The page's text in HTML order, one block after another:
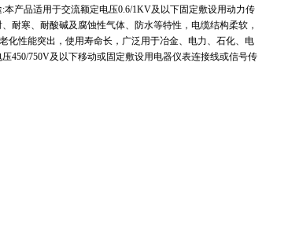
产品适用于交流额定电压0.6/1KV及以下固定敷设用动力传
耐寒、耐酸碱及腐蚀性气体、防水等特性，电缆结构柔软，
化性能突出，使用寿命长，广泛用于冶金、电力、石化、电
450/750V及以下移动或固定敷设用电器仪表连接线或信号传